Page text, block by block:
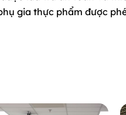
gia thực phẩm được